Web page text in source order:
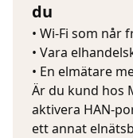
du
• Wi-Fi som når
• Vara
• En elmätare
Är du kund hos
aktivera HAN-
ett annat